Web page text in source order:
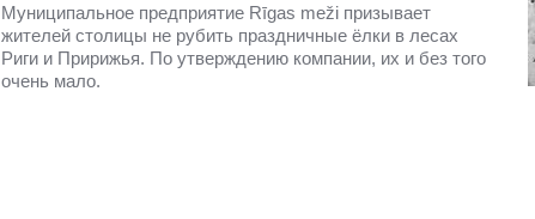
Муниципальное предприятие Rīgas meži призывает
жителей столицы не рубить праздничные ёлки в лесах
Риги и Пририжья. По утверждению компании, их и без того
очень мало.